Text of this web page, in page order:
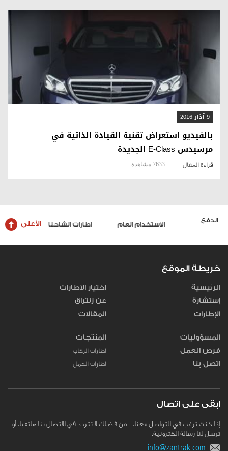
9 آذار 2016
بالفيديو استعراض تقنية القيادة الذاتية في
مرسيدس E-Class الجديدة
قراءة المقال 7633 مشاهدة
الاستخدام العام اطارات الشاحنات والحافلات الأعلى
خريطة الموقع
الرئيسية
إستشارة
الإطارات
اختيار الاطارات
عن زنتراق
المقالات
المسؤوليات
فرص العمل
اتصل بنا
المنتجات
اطارات الركاب
اطارات الحمل
ابقى على اتصال
إذا كنت ترغب في التواصل معنا، من فضلك لا تتردد في الاتصال بنا هاتفيا، أو
ترسل لنا رسالة الكترونية.